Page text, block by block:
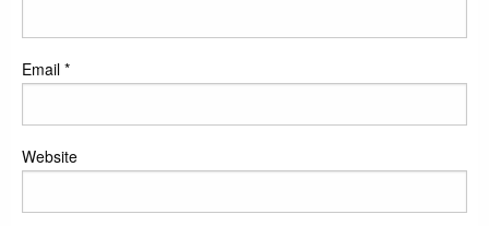
Email *
Website